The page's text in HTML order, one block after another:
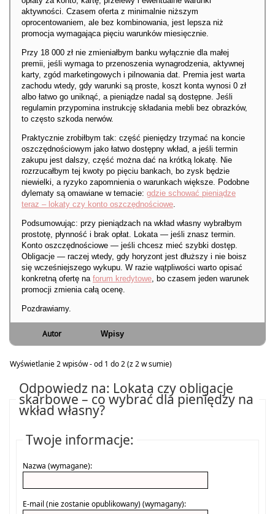
aktywności. Czasem oferta z minimalnie niższym
oprocentowaniem, ale bez kombinowania, jest lepsza niż
promocja wymagająca pięciu warunków miesięcznie.
Przy 18 000 zł nie zmieniałbym banku wyłącznie dla małej
premii, jeśli wymaga to przenoszenia wynagrodzenia, aktywnej
karty, zgód marketingowych i pilnowania dat. Premia jest warta
zachodu wtedy, gdy warunki są proste, koszt konta wynosi 0 zł
albo łatwo go uniknąć, a pieniądze nadal są dostępne. Jeśli
regulamin przypomina instrukcję składania mebli bez obrazków,
to często szkoda nerwów.
Praktycznie zrobiłbym tak: część pieniędzy trzymać na koncie
oszczędnościowym jako łatwo dostępny wkład, a jeśli termin
zakupu jest dalszy, część można dać na krótką lokatę. Nie
rozrzucałbym tej kwoty po pięciu bankach, bo zysk będzie
niewielki, a ryzyko zapomnienia o warunkach większe. Podobne
dylematy są omawiane w temacie: gdzie schować pieniądze
teraz – lokaty czy konto oszczędnościowe.
Podsumowując: przy pieniądzach na wkład własny wybrałbym
prostotę, płynność i brak opłat. Lokata — jeśli znasz termin.
Konto oszczędnościowe — jeśli chcesz mieć szybki dostęp.
Obligacje — raczej wtedy, gdy horyzont jest dłuższy i nie boisz
się wcześniejszego wykupu. W razie wątpliwości warto opisać
konkretną ofertę na forum kredytowe, bo czasem jeden warunek
promocji zmienia całą ocenę.
Pozdrawiamy.
Autor Wpisy
Wyświetlanie 2 wpisów - od 1 do 2 (z 2 w sumie)
Odpowiedz na: Lokata czy obligacje
skarbowe – co wybrać dla pieniędzy na
wkład własny?
Twoje informacje:
Nazwa (wymagane):
E-mail (nie zostanie opublikowany) (wymagany):